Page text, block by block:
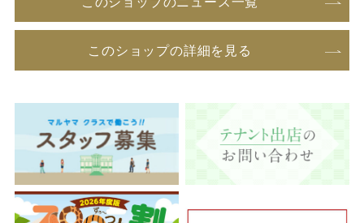
このショップの詳細を見る